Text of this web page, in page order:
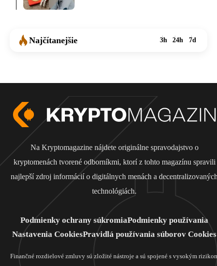
Najčítanejšie 3h 24h 7d
Na Kryptomagazine nájdete originálne spravodajstvo o
kryptomenách tvorené odborníkmi, ktorí z tohto magazínu spravili
najlepší zdroj informácií o digitálnych menách a
technológiách.
Podmienky ochrany súkromiaPodmienky používania
Nastavenia CookiesPravidlá používania súborov Cookies
Finančné rozdielové zmluvy sú zložité nástroje a sú spojené s vysokým